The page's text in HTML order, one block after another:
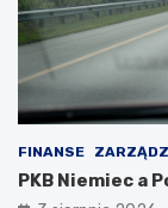
FINANSE
PKB Niemiec a